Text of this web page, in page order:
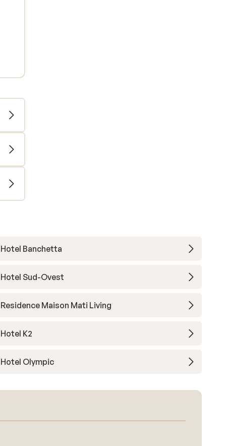
Hotel Banchetta
Hotel Sud-Ovest
Residence Maison Mati Living
Hotel K2
Hotel Olympic